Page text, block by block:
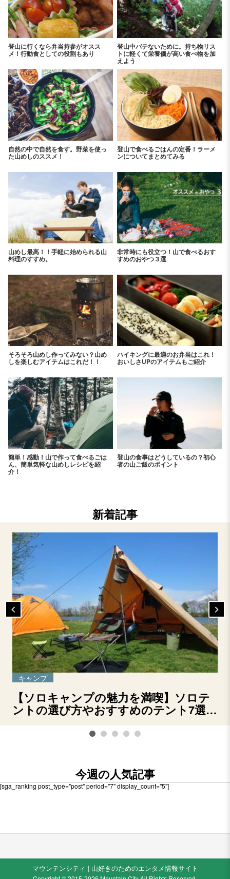
登山に行くなら弁当持参がオスス
メ！行動食としての役割もあり
登山中バテないために。持ち物リス
トに軽くて栄養価が高い食べ物を加
えよう
自然の中で自然を食す。野菜を使っ
た山めしのススメ！
登山で食べるごはんの定番！ラーメ
ンについてまとめてみる
山めし最高！！手軽に始められる山
料理のすすめ。
非常時にも役立つ！山で食べるおす
すめのおやつ３選
そろそろ山めし作ってみない？山め
しを楽しむアイテムはこれだ！！
ハイキングに最適のお弁当はこれ！
おいしさUPのアイテムもご紹介
簡単！感動！山で作って食べるごは
ん、簡単気軽な山めしレシピを紹
介！
登山の食事はどうしているの？初心
者の山ご飯のポイント
新着記事
キャンプ
【ソロキャンプの魅力を満喫】ソロテ
ントの選び方やおすすめのテント7選を
今週の人気記事
[sga_ranking post_type="post" period="7" display_count="5"]
マウンテンシティ | 山好きのためのエンタメ情報サイト